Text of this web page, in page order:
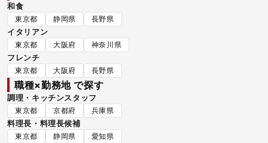
和食
東京都 静岡県 長野県
イタリアン
東京都 大阪府 神奈川県
フレンチ
東京都 大阪府 長野県
職種×勤務地 で探す
調理・キッチンスタッフ
東京都 京都府 兵庫県
料理長・料理長候補
東京都 静岡県 愛知県